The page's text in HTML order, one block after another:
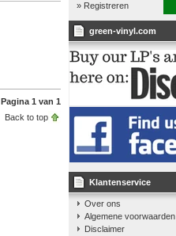
Pagina 1 van 1
Back to top
» Registreren
green-vinyl.com
Klantenservice
Over ons
Algemene voorwaarden
Disclaimer